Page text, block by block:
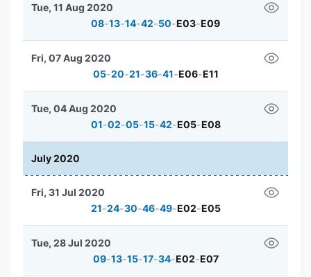
08-13-14-42-50-E03-E09
Tue, 11 Aug 2020
05-20-21-36-41-E06-E11
Fri, 07 Aug 2020
01-02-05-15-42-E05-E08
Tue, 04 Aug 2020
July 2020
21-24-30-46-49-E02-E05
Fri, 31 Jul 2020
09-13-15-17-34-E02-E07
Tue, 28 Jul 2020